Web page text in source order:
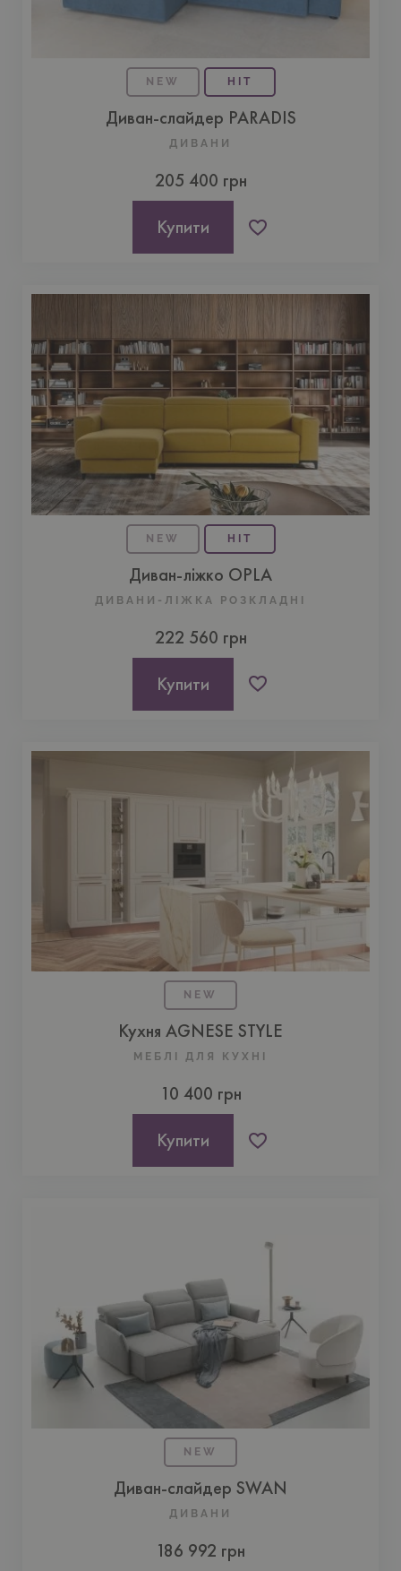
NEW HIT
Диван-слайдер PARADIS
ДИВАНИ
205 400 грн
Купити
NEW HIT
Диван-ліжко OPLA
ДИВАНИ-ЛІЖКА РОЗКЛАДНІ
222 560 грн
Купити
NEW
Кухня AGNESE STYLE
МЕБЛІ ДЛЯ КУХНI
10 400 грн
Купити
NEW
Диван-cлайдер SWAN
ДИВАНИ
186 992 грн